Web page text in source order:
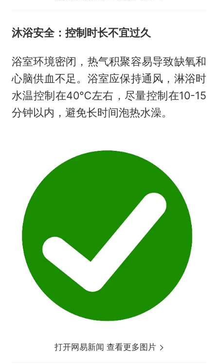
沐浴安全：控制时长不宜过久
浴室环境密闭，热气积聚容易导致缺氧和
心脑供血不足。浴室应保持通风，淋浴时
水温控制在40℃左右，尽量控制在10-15
分钟以内，避免长时间泡热水澡。
打开网易新闻 查看更多图片